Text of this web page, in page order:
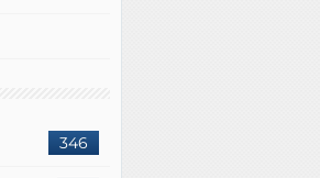
346